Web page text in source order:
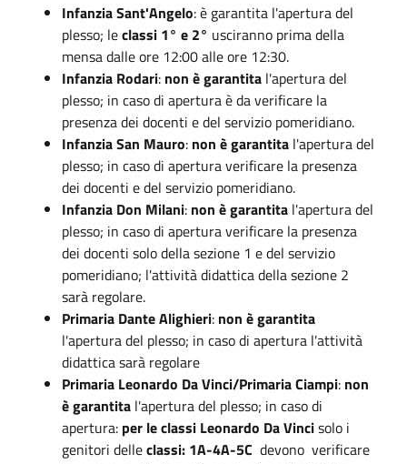
Infanzia Sant'Angelo: è garantita l'apertura del
plesso; leclassi 1° e 2° usciranno prima della
mensa dalle ore 12:00 alle ore 12:30.
Infanzia Rodari: non è garantita l'apertura del
plesso; in caso di apertura è da verificare la
presenza dei docenti e del servizio pomeridiano.
Infanzia San Mauro: non è garantita l'apertura del
plesso; in caso di apertura verificare la presenza
dei docenti e del servizio pomeridiano.
Infanzia Don Milani: non è garantita l'apertura del
plesso; in caso di apertura verificare la presenza
dei docenti solo della sezione 1 e del servizio
pomeridiano; l'attività didattica della sezione 2
sarà regolare.
Primaria Dante Alighieri: non è garantita
l'apertura del plesso; in caso di apertura l'attività
didattica sarà regolare
Primaria Leonardo Da Vinci/Primaria Ciampi: non
è garantita l'apertura del plesso; in caso di
apertura: per le classi Leonardo Da Vincisolo i
genitori delleclassi: 1A-4A-5C devono verificare